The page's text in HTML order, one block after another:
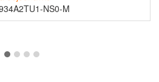
NS0-M